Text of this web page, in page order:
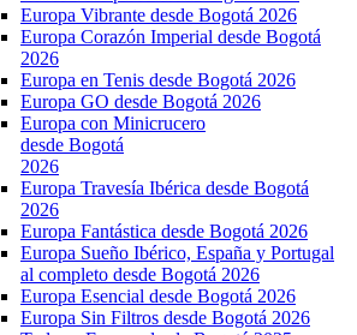
Europa Vibrante desde Bogotá 2026
Europa Corazón Imperial desde Bogotá
2026
Europa en Tenis desde Bogotá 2026
Europa GO desde Bogotá 2026
Europa con Minicrucero
desde Bogotá
2026
Europa Travesía Ibérica desde Bogotá
2026
Europa Fantástica desde Bogotá 2026
Europa Sueño Ibérico, España y Portugal
al completo desde Bogotá 2026
Europa Esencial desde Bogotá 2026
Europa Sin Filtros desde Bogotá 2026